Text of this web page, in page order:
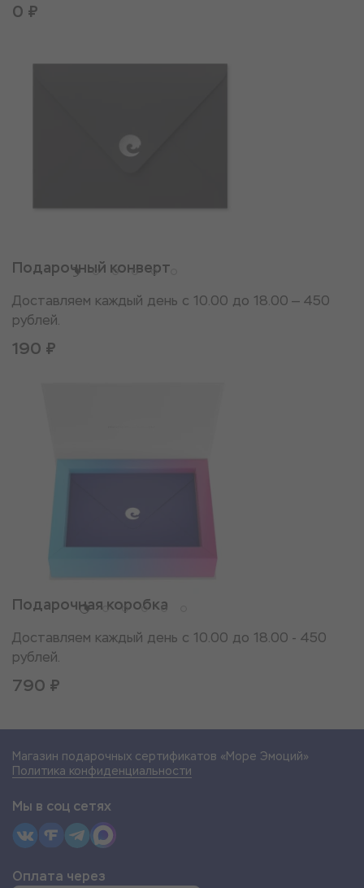
0 ₽
Подарочный конверт
Доставляем каждый день с 10.00 до 18.00 — 450
рублей.
190 ₽
Подарочная коробка
Доставляем каждый день с 10.00 до 18.00 - 450
рублей.
790 ₽
Магазин подарочных сертификатов «Море Эмоций»
Политика конфиденциальности
Мы в соц сетях
Оплата через